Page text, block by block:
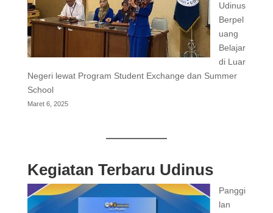
Udinus
Berpel
uang
Belajar
di Luar
Negeri lewat Program Student Exchange dan Summer
School
Maret 6, 2025
Kegiatan Terbaru Udinus
Panggi
lan